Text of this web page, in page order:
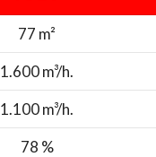
77 m²
1.600 m³/h.
1.100 m³/h.
78 %